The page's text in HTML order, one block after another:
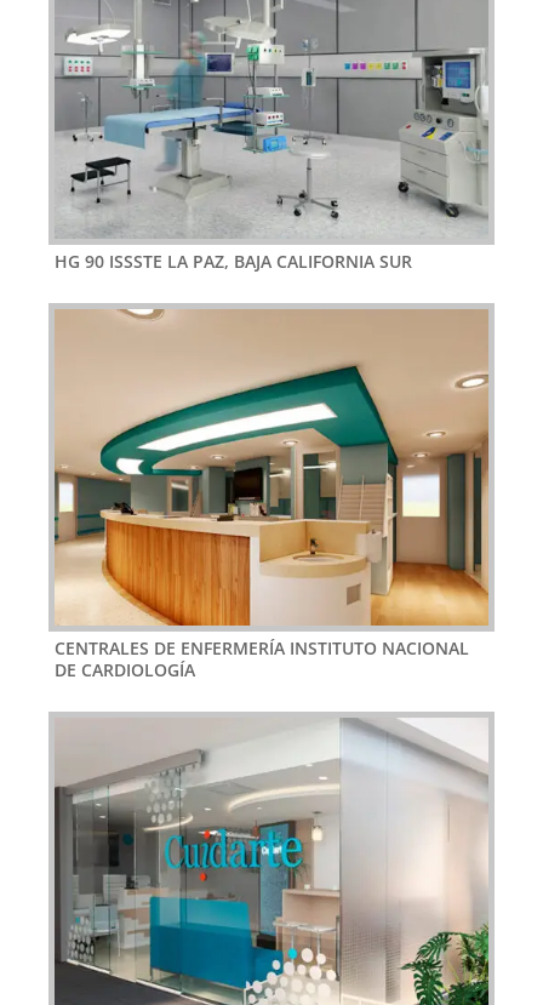
HG 90 ISSSTE LA PAZ, BAJA CALIFORNIA SUR
CENTRALES DE ENFERMERÍA INSTITUTO NACIONAL
DE CARDIOLOGÍA